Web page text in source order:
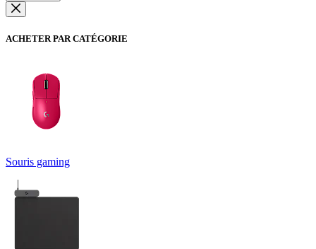
ACHETER PAR CATÉGORIE
Souris gaming